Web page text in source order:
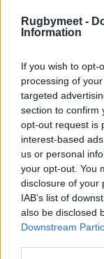
Rugbymeet -
Information
If you wish to opt-
processing of
targeted
section to confirm
opt-out request is
interest-based
us or personal
your opt-out. You
disclosure of your
IAB’s list of
also be disclosed
Downstream
Il
Venerdì 10 aprile
Sabato 11
Ore 13,30
Ore 21 Zebre
Domenica 12
Ore 13,30
Le